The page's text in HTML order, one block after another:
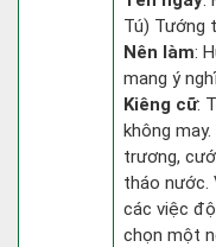
Tú) Tướng
Nên làm:
mang ý
Kiêng cữ:
không
trương,
tháo nước.
các việc
chọn một